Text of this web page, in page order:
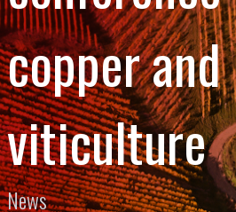
copper and
viticulture
News